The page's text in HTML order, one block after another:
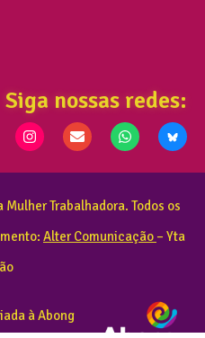
Siga nossas redes:
Trabalhadora. Todos os
Alter Comunicação – Yta
à Abong